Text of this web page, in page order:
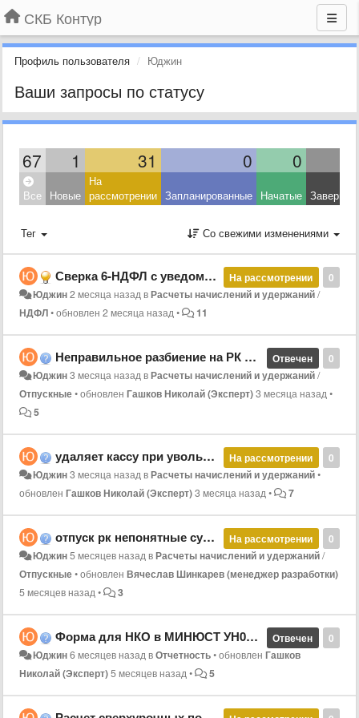
СКБ Контур
Профиль пользователя Юджин
Ваши запросы по статусу
67 1 31 0 0
Все Новые
На
рассмотрении Запланированные Начатые
Тег Со свежими изменениями
0
На рассмотрении
Сверка 6-НДФЛ с уведомлениями
Юджин2 месяца назадвРасчеты начислений и удержаний/
НДФЛ•обновлен 2 месяца назад• 11
0
Отвечен
Неправильное разбиение на РК и осн.ЗП при расчете компенсации отпуска при увольнении
Юджин3 месяца назадвРасчеты начислений и удержаний/
Отпускные•обновлен Гашков Николай (Эксперт)3 месяца назад•
5
0
На рассмотрении
удаляет кассу при увольнении
Юджин3 месяца назадвРасчеты начислений и удержаний•
обновлен Гашков Николай (Эксперт)3 месяца назад• 7
0
На рассмотрении
отпуск рк непонятные суммы
Юджин5 месяцев назадвРасчеты начислений и удержаний/
Отпускные•обновлен Вячеслав Шинкарев (менеджер разработки)
5 месяцев назад• 3
0
Отвечен
Форма для НКО в МИНЮСТ УН000Х
Юджин6 месяцев назадвОтчетность•обновленГашков
Николай (Эксперт)5 месяцев назад• 5